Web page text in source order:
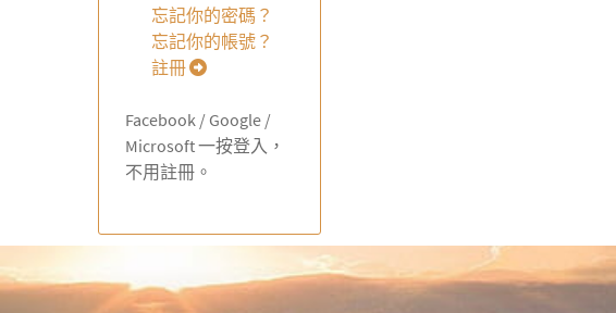
忘記你的密碼？
忘記你的帳號？
註冊
Facebook / Google /
Microsoft 一按登入，
不用註冊。